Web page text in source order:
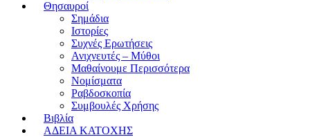
Θησαυροί
Σημάδια
Ιστορίες
Συχνές Ερωτήσεις
Ανιχνευτές – Μύθοι
Μαθαίνουμε Περισσότερα
Νομίσματα
Ραβδοσκοπία
Συμβουλές Χρήσης
Βιβλία
ΑΔΕΙΑ ΚΑΤΟΧΗΣ